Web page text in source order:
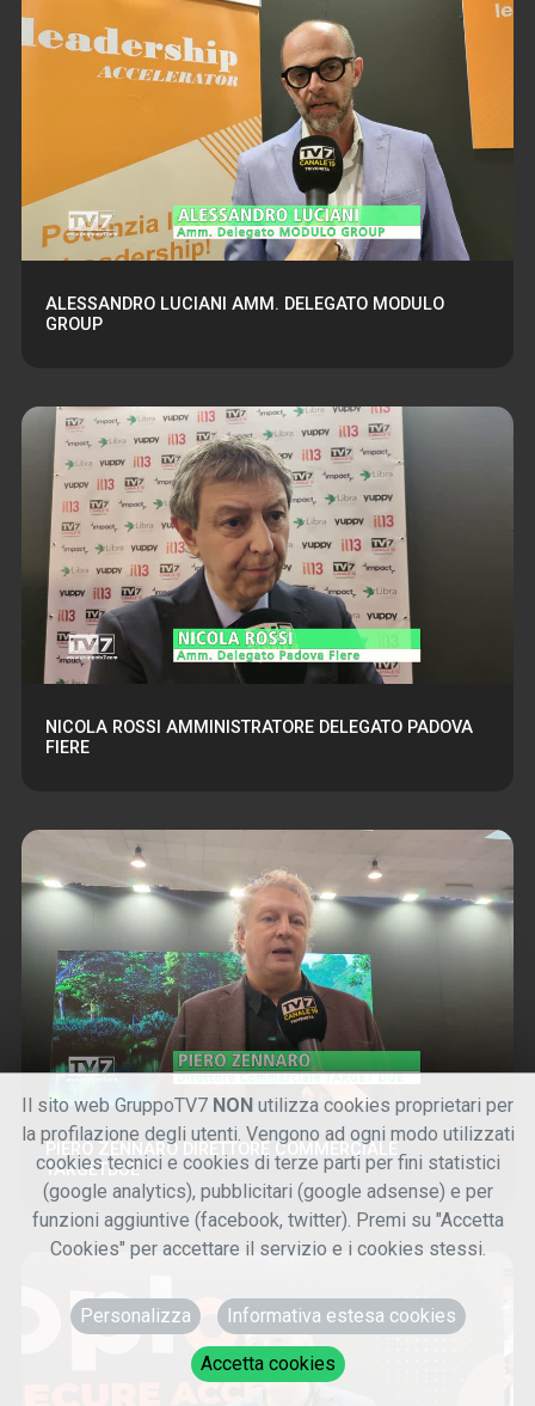
ALESSANDRO LUCIANI AMM. DELEGATO MODULO
GROUP
NICOLA ROSSI AMMINISTRATORE DELEGATO PADOVA
FIERE
PIERO ZENNARO DIRETTORE COMMERCIALE
TARGETDUE
Il sito web GruppoTV7 NON utilizza cookies proprietari per
la profilazione degli utenti. Vengono ad ogni modo utilizzati
cookies tecnici e cookies di terze parti per fini statistici
(google analytics), pubblicitari (google adsense) e per
funzioni aggiuntive (facebook, twitter). Premi su "Accetta
Cookies" per accettare il servizio e i cookies stessi.
Personalizza Informativa estesa cookies
Accetta cookies